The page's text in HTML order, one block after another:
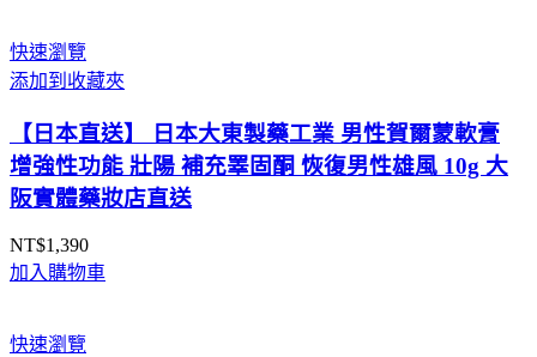
NT$990
快速瀏覽
添加到收藏夾
【日本直送】 日本大東製藥工業 男性賀爾蒙軟膏
增強性功能 壯陽 補充睪固酮 恢復男性雄風 10g 大
阪實體藥妝店直送
NT$1,390
加入購物車
快速瀏覽